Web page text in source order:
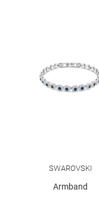
SWAROVSKI
Armband